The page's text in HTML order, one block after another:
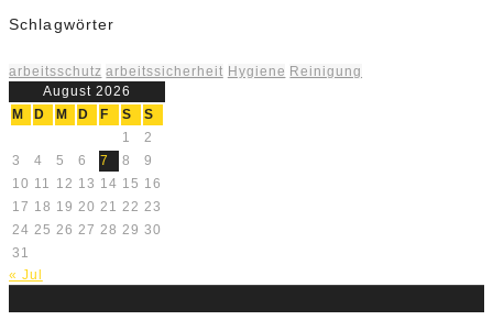
Schlagwörter
arbeitsschutz arbeitssicherheit Hygiene Reinigung
August 2026
M
D M D F S
S
1
2
3
4 5 6 7 8
9
10 11 12 13 14 15 16
17 18 19 20 21 22 23
24 25 26 27 28 29 30
31
« Jul